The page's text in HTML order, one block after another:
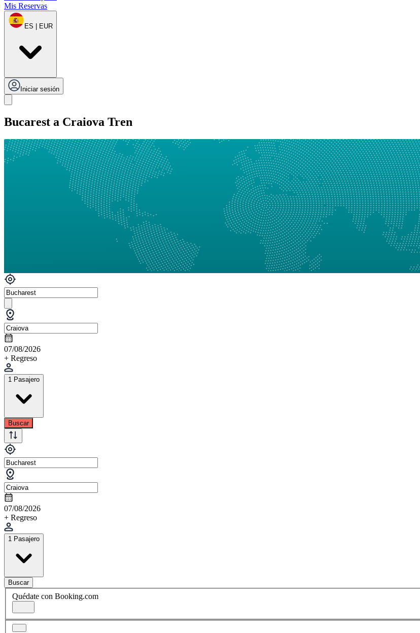
Mis Reservas
ES | EUR
Iniciar sesión
Bucarest a Craiova Tren
07/08/2026
+ Regreso
1 Pasajero
Buscar
07/08/2026
+ Regreso
1 Pasajero
Buscar
Quédate con Booking.com